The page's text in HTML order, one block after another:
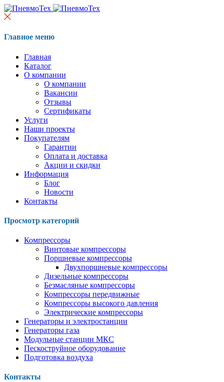
Главное меню
Главная
Каталог
О компании
О компании
Вакансии
Отзывы
Сертификаты
Услуги
Наши проекты
Покупателям
Гарантии
Оплата и доставка
Акции и скидки
Информация
Блог
Новости
Контакты
Просмотр категорий
Компрессоры
Винтовые компрессоры
Поршневые компрессоры
Двухпоршневые компрессоры
Дизельные компрессоры
Безмасляные компрессоры
Компрессоры передвижные
Компрессоры высокого давления
Электрические компрессоры
Генераторы и электростанции
Генераторы газа
Модульные станции МКС
Пескоструйное оборудование
Подготовка воздуха
Контакты